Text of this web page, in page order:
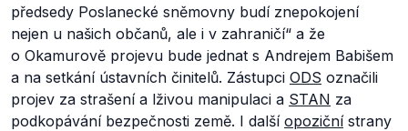
předsedy Poslanecké sněmovny budí znepokojení
nejen u našich občanů, ale i v zahraničí“ a že
o Okamurově projevu bude jednat s Andrejem Babišem
a na setkání ústavních činitelů. Zástupci ODS označili
projev za strašení a lživou manipulaci a STAN za
podkopávání bezpečnosti země. I další opozičnístrany